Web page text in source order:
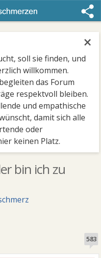
×
soll sie finden, und
willkommen.
das Forum
respektvoll bleiben.
und empathische
damit sich alle
oder
keinen Platz.
bin ich zu
583